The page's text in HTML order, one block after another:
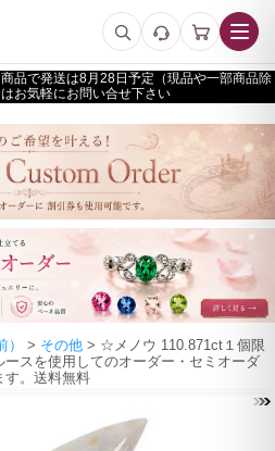
品で発送は
予定（現品や一部商品除
お気軽にお問い合せ下さい
> その他 > ☆メノウ 110.871ct１個限
スを使用してのオーダー・セミオーダ
す。送料無料